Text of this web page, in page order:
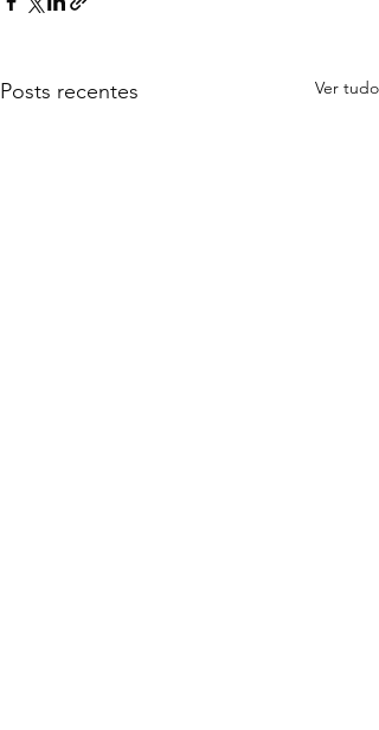
Posts recentes Ver tudo